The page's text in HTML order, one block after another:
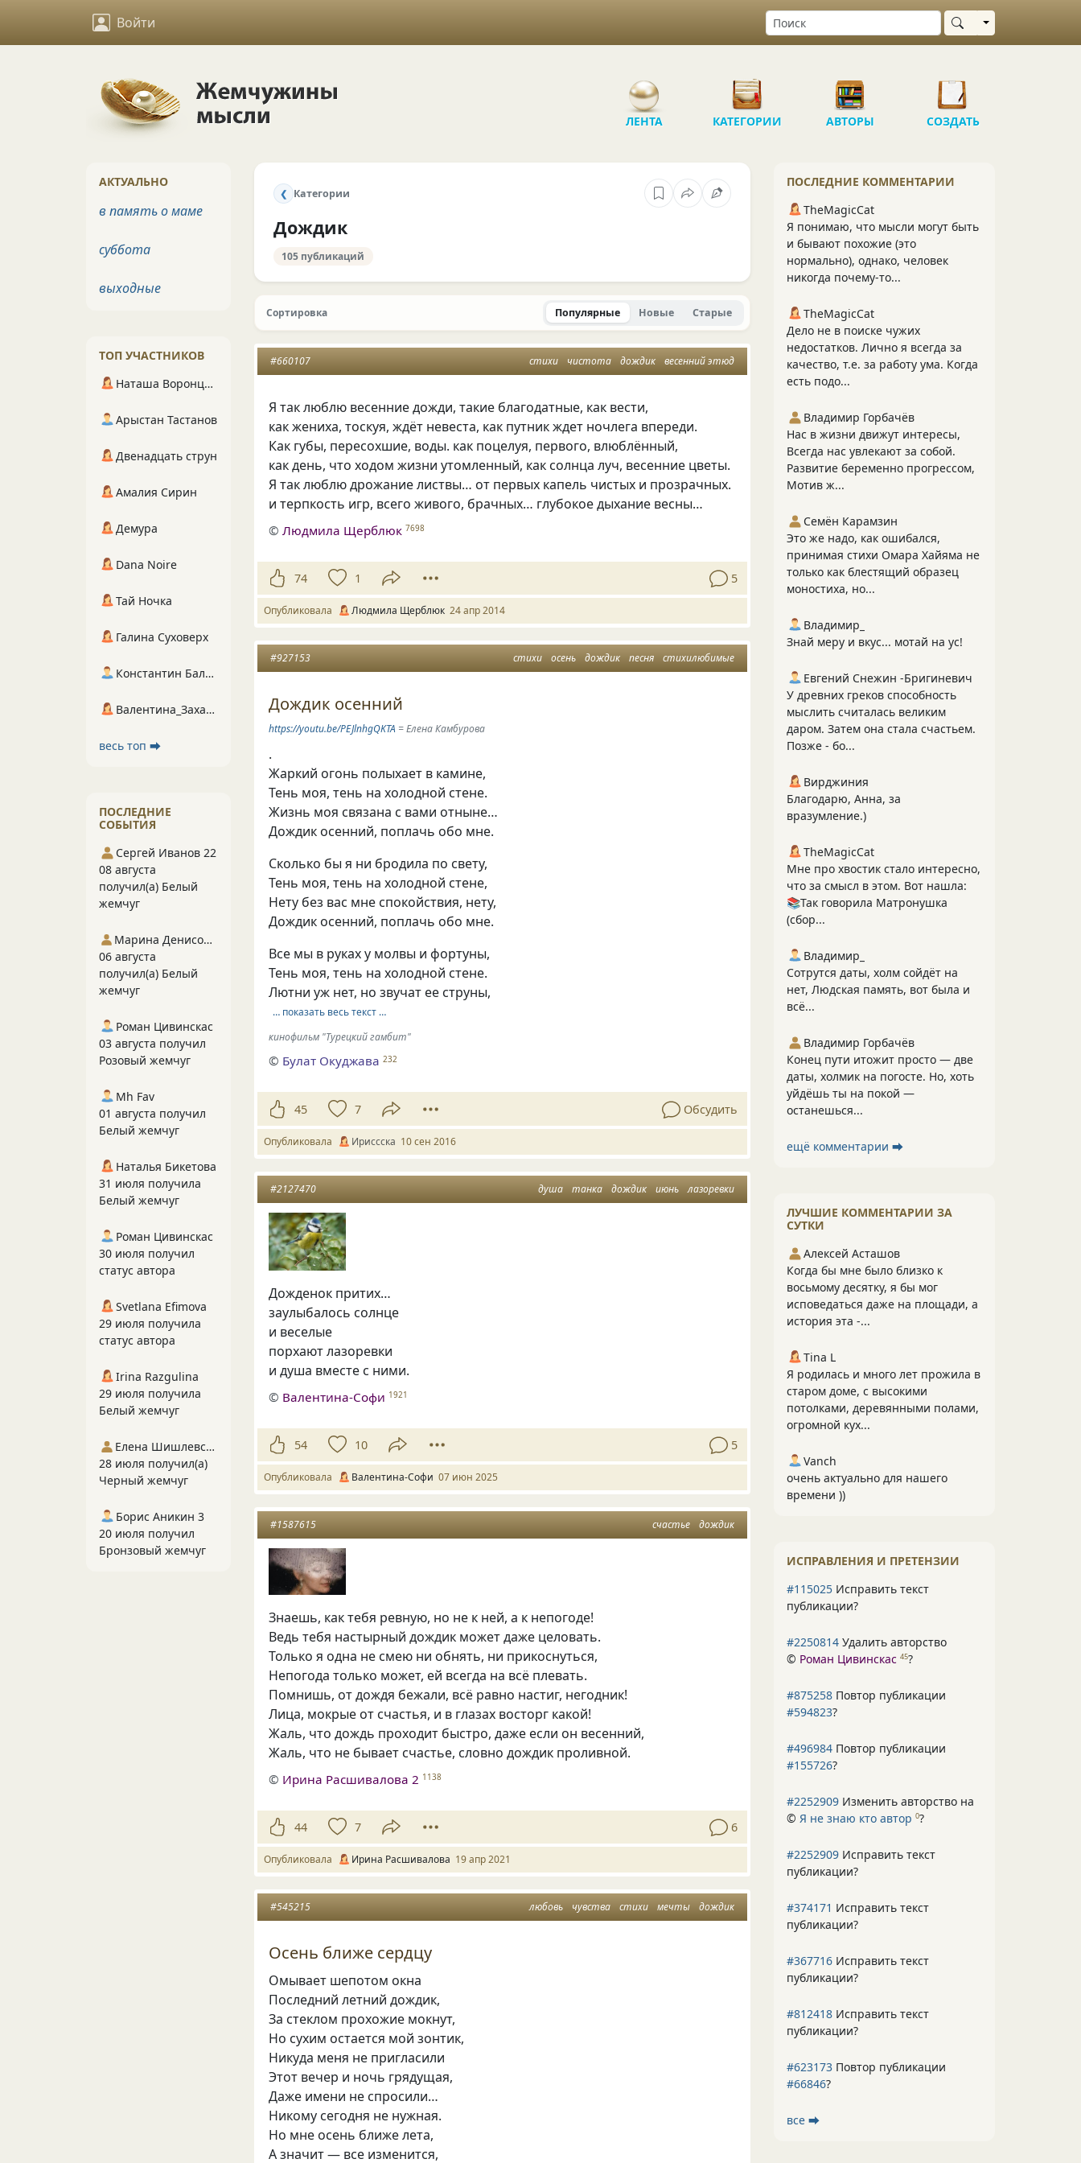
Войти Выбрать область
ЛЕНТА КАТЕГОРИИ АВТОРЫ СОЗДАТЬ
❮ Категории
Дождик
105 публикаций
Сортировка Популярные Новые Старые
стихи чистота дождик весенний этюд
#660107
Я так люблю весенние дожди, такие благодатные, как вести,
как жениха, тоскуя, ждёт невеста, как путник ждет ночлега впереди.
Как губы, пересохшие, воды. как поцелуя, первого, влюблённый,
как день, что ходом жизни утомленный, как солнца луч, весенние цветы.
Я так люблю дрожание листвы… от первых капель чистых и прозрачных.
и терпкость игр, всего живого, брачных… глубокое дыхание весны…
©Людмила Щерблюк 7698
74 1 5
Опубликовала Людмила Щерблюк 24 апр 2014
стихи осень дождик песня стихилюбимые
#927153
Дождик осенний
https://youtu.be/PEJlnhgQKTA = Елена Камбурова
.
Жаркий огонь полыхает в камине,
Тень моя, тень на холодной стене.
Жизнь моя связана с вами отныне…
Дождик осенний, поплачь обо мне.
Сколько бы я ни бродила по свету,
Тень моя, тень на холодной стене,
Нету без вас мне спокойствия, нету,
Дождик осенний, поплачь обо мне.
Все мы в руках у молвы и фортуны,
Тень моя, тень на холодной стене.
Лютни уж нет, но звучат ее струны,
… показать весь текст …
кинофильм "Турецкий гамбит"
© Булат Окуджава 232
45 7 Обсудить
Опубликовала Ириссска 10 сен 2016
душа танка дождик июнь лазоревки
#2127470
Дожденок притих…
заулыбалось солнце
и веселые
порхают лазоревки
и душа вместе с ними.
© Валентина-Софи 1921
54 10 5
Опубликовала Валентина-Софи 07 июн 2025
счастье дождик
#1587615
Знаешь, как тебя ревную, но не к ней, а к непогоде!
Ведь тебя настырный дождик может даже целовать.
Только я одна не смею ни обнять, ни прикоснуться,
Непогода только может, ей всегда на всё плевать.
Помнишь, от дождя бежали, всё равно настиг, негодник!
Лица, мокрые от счастья, и в глазах восторг какой!
Жаль, что дождь проходит быстро, даже если он весенний,
Жаль, что не бывает счастье, словно дождик проливной.
© Ирина Расшивалова 2 1138
44 7 6
Опубликовала Ирина Расшивалова 19 апр 2021
любовь чувства стихи мечты дождик
#545215
Осень ближе сердцу
Омывает шепотом окна
Последний летний дождик,
За стеклом прохожие мокнут,
Но сухим остается мой зонтик,
Никуда меня не пригласили
Этот вечер и ночь грядущая,
Даже имени не спросили…
Никому сегодня не нужная.
Но мне осень ближе лета,
А значит — все изменится,
ПОСЛЕДНИЕ КОММЕНТАРИИ
TheMagicCat
Я понимаю, что мысли могут быть
и бывают похожие (это
нормально), однако, человек
никогда почему-то...
TheMagicCat
Дело не в поиске чужих
недостатков. Лично я всегда за
качество, т.е. за работу ума. Когда
есть подо...
Владимир Горбачёв
Нас в жизни движут интересы,
Всегда нас увлекают за собой.
Развитие беременно прогрессом,
Мотив ж...
Семён Карамзин
Это же надо, как ошибался,
принимая стихи Омара Хайяма не
только как блестящий образец
моностиха, но...
Владимир_
Знай меру и вкус... мотай на ус!
Евгений Снежин -Бригиневич
У древних греков способность
мыслить считалась великим
даром. Затем она стала счастьем.
Позже - бо...
Вирджиния
Благодарю, Анна, за
вразумление.)
TheMagicCat
Мне про хвостик стало интересно,
что за смысл в этом. Вот нашла:
📚Так говорила Матронушка
(сбор...
Владимир_
Сотрутся даты, холм сойдёт на
нет, Людская память, вот была и
всё...
Владимир Горбачёв
Конец пути итожит просто — две
даты, холмик на погосте. Но, хоть
уйдёшь ты на покой —
останешься...
ещё комментарии ⮕
ЛУЧШИЕ КОММЕНТАРИИ ЗА
СУТКИ
Алексей Асташов
Когда бы мне было близко к
восьмому десятку, я бы мог
исповедаться даже на площади, а
история эта -...
Tina L
Я родилась и много лет прожила в
старом доме, с высокими
потолками, деревянными полами,
огромной кух...
Vanch
очень актуально для нашего
времени ))
ИСПРАВЛЕНИЯ И ПРЕТЕНЗИИ
#115025 Исправить текст
публикации?
#2250814 Удалить авторство
© Роман Цивинскас 45?
#875258 Повтор публикации
#594823?
#496984 Повтор публикации
#155726?
#2252909 Изменить авторство на
© Я не знаю кто автор 0?
#2252909 Исправить текст
публикации?
#374171 Исправить текст
публикации?
#367716 Исправить текст
публикации?
#812418 Исправить текст
публикации?
#623173 Повтор публикации
#66846?
все ⮕
АКТУАЛЬНО
в память о маме
суббота
выходные
ТОП УЧАСТНИКОВ
Наташа Воронцова
Арыстан Тастанов
Двенадцать струн
Амалия Сирин
Демура
Dana Noire
Тай Ночка
Галина Суховерх
Константин Балухта
Валентина_Захарова
весь топ ⮕
ПОСЛЕДНИЕ
СОБЫТИЯ
Сергей Иванов 22
08 августа
получил(а) Белый
жемчуг
Марина Денисова 5
06 августа
получил(а) Белый
жемчуг
Роман Цивинскас
03 августа получил
Розовый жемчуг
Mh Fav
01 августа получил
Белый жемчуг
Наталья Бикетова
31 июля получила
Белый жемчуг
Роман Цивинскас
30 июля получил
статус автора
Svetlana Efimova
29 июля получила
статус автора
Irina Razgulina
29 июля получила
Белый жемчуг
Елена Шишлевская
28 июля получил(а)
Черный жемчуг
Борис Аникин 3
20 июля получил
Бронзовый жемчуг